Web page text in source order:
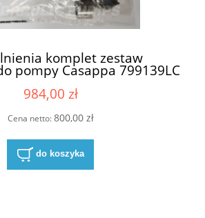
komplet zestaw
pompy Casappa 799139LC
(69224990 , 6924989 ,
6924988)
984,00 zł
Cena netto:800,00 zł
do koszyka